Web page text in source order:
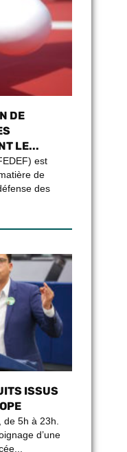
DE
LE...
est
de
des
ISSUS
5h à 23h.
d’une